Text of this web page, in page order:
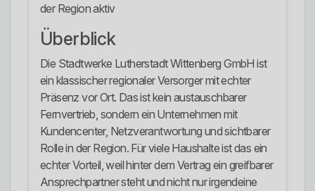
der Region aktiv
Überblick
Die Stadtwerke Lutherstadt Wittenberg GmbH ist
ein klassischer regionaler Versorger mit echter
Präsenz vor Ort. Das ist kein austauschbarer
Fernvertrieb, sondern ein Unternehmen mit
Kundencenter, Netzverantwortung und sichtbarer
Rolle in der Region. Für viele Haushalte ist das ein
echter Vorteil, weil hinter dem Vertrag ein greifbarer
Ansprechpartner steht und nicht nur irgendeine